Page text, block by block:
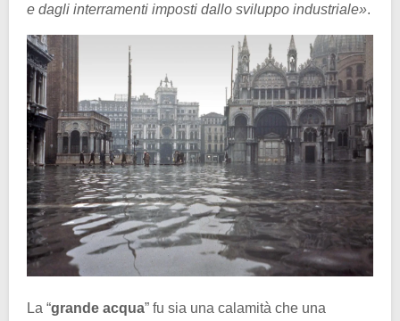
e dagli interramenti imposti dallo sviluppo industriale».
La “grande acqua” fu sia una calamità che una